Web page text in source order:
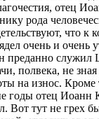
отец
рода
что к
очень и очень
преданно служил
полвека, не
на износ.
годы отец Иоанн
Вот тут не грех